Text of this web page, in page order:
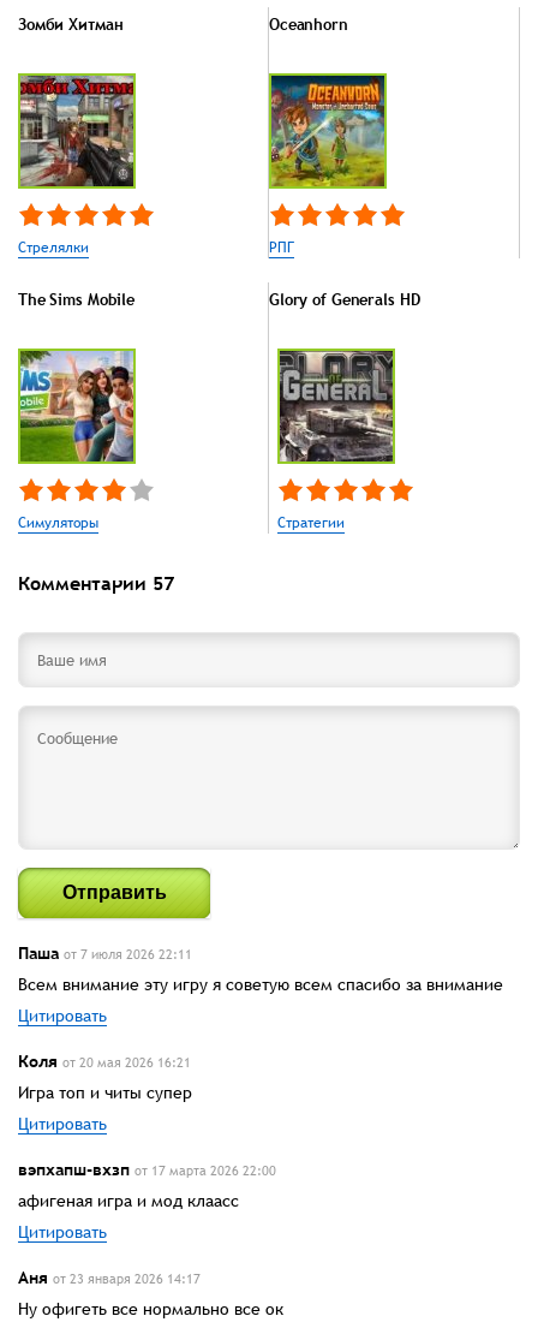
Зомби Хитман
Стрелялки
Oceanhorn
РПГ
The Sims Mobile
Симуляторы
Glory of Generals HD
Стратегии
Комментарии 57
Отправить
Паша от 7 июля 2026 22:11
Всем внимание эту игру я советую всем спасибо за внимание
Цитировать
Коля от 20 мая 2026 16:21
Игра топ и читы супер
Цитировать
вэпхапш-вхзп от 17 марта 2026 22:00
афигеная игра и мод клаасс
Цитировать
Аня от 23 января 2026 14:17
Ну офигеть все нормально все ок